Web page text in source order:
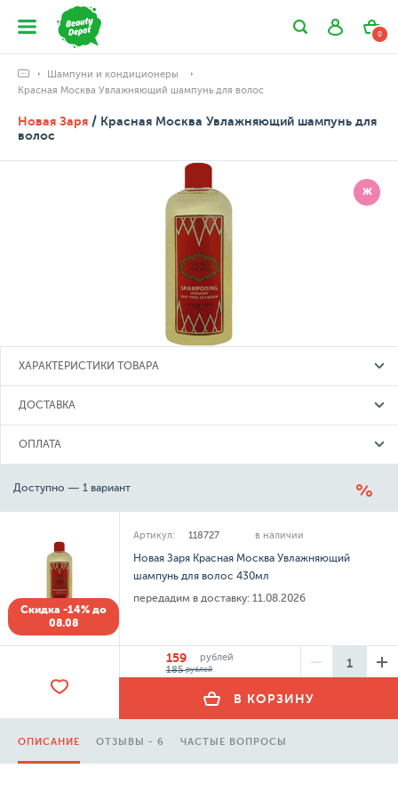
0
Шампуни и кондиционеры
Красная Москва Увлажняющий шампунь для волос
Новая Заря / Красная Москва Увлажняющий шампунь для
волос
Ж
ХАРАКТЕРИСТИКИ ТОВАРА
ДОСТАВКА
ОПЛАТА
Доступно — 1 вариант
Скидка -14% до
08.08
Артикул: 118727 в наличии
Новая Заря Красная Москва Увлажняющий
шампунь для волос 430мл
передадим в доставку: 11.08.2026
159
рублей
185рублей
В КОРЗИНУ
ОПИСАНИЕ ОТЗЫВЫ - 6 ЧАСТЫЕ ВОПРОСЫ